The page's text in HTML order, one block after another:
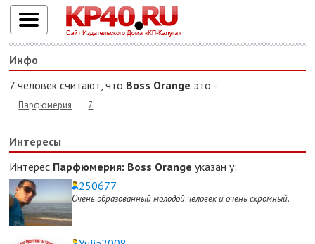
Инфо
7 человек считают, что Boss Orange это -
Парфюмерия 7
Интересы
Интерес Парфюмерия: Boss Orange указан у:
250677
Очень образованный молодой человек и очень скромный.